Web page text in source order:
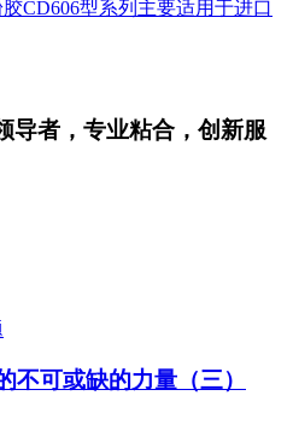
CD606型系列主要适用于进口
导者，专业粘合，创新服
不可或缺的力量（三）